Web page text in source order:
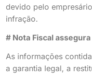
devido pelo
infração.
# Nota Fiscal
As informações
a garantia legal, a